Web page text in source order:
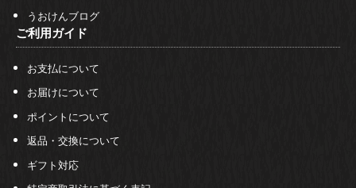
うおけんブログ
ご利用ガイド
お支払について
お届けについて
ポイントについて
返品・交換について
ギフト対応